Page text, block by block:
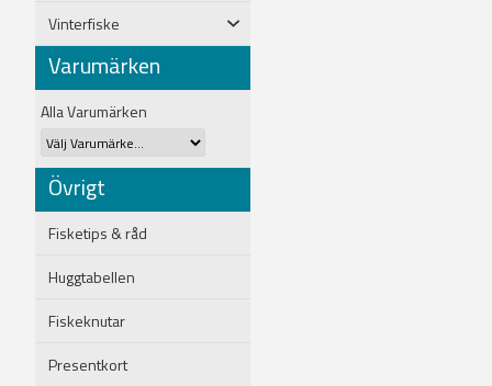
Vinterfiske
Varumärken
Alla Varumärken
Övrigt
Fisketips & råd
Huggtabellen
Fiskeknutar
Presentkort